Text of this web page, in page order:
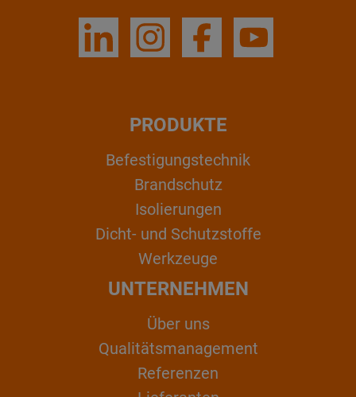
PRODUKTE
Befestigungstechnik
Brandschutz
Isolierungen
Dicht- und Schutzstoffe
Werkzeuge
UNTERNEHMEN
Über uns
Qualitätsmanagement
Referenzen